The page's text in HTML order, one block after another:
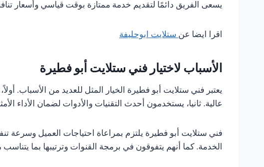
يسعى الفريق دائمًا لتقديم خدمة ممتازة بوقت قياسي وأسعار
اقرا ايضا عنستلايت ابوحليفة
الأسباب لاختيار فني ستلايت أبو فطيرة
يعتبر فني ستلايت أبو فطيرة الخيار المثل للعديد من الأسباب.
عالية. ثانيا، يستخدمون أحدث التقنيات والأدوات لضمان الأداء
فني ستلايت أبو فطيرة يلتزم بمراعاة احتياجات العميل وسرعة
الخدمة. كما أنهم يتفوقون في برمجة القنوات وترتيبها بما يتناسب